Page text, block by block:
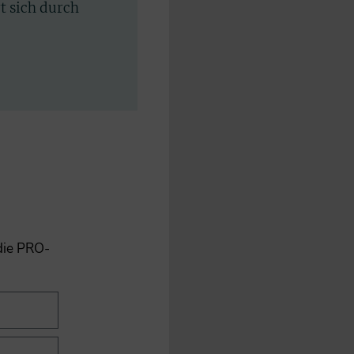
sich durch
PRO-